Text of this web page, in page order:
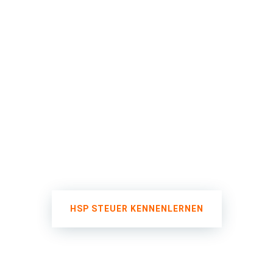
HSP STEUER KENNENLERNEN